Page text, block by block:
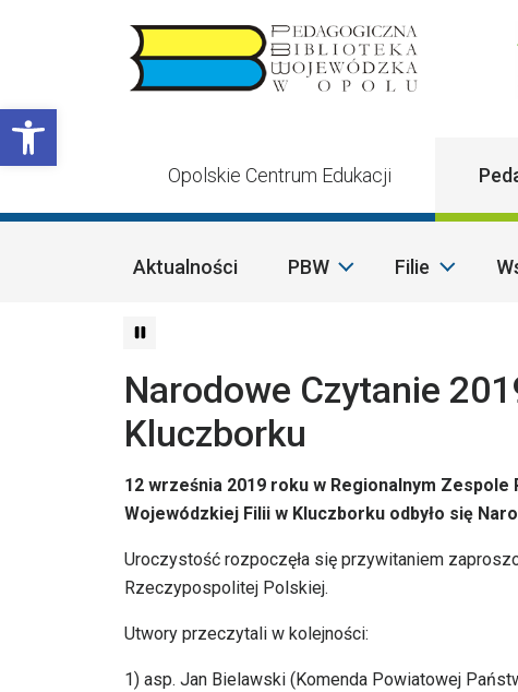
Otwórz pasek narzędzi
Opolskie Centrum Edukacji
Aktualności PBW Filie
Narodowe Czytanie
Kluczborku
12 września 2019 roku w Regionalnym
Wojewódzkiej Filii w Kluczborku odbyło się
Uroczystość rozpoczęła się przywitaniem
Rzeczypospolitej Polskiej.
Utwory przeczytali w kolejności:
1) asp. Jan Bielawski (Komenda Powiatowej